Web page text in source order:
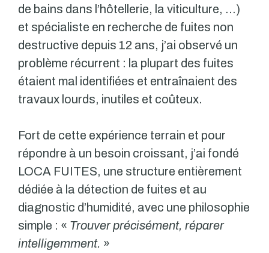
de bains dans l’hôtellerie, la viticulture, …)
et spécialiste en recherche de fuites non
destructive depuis 12 ans, j’ai observé un
problème récurrent : la plupart des fuites
étaient mal identifiées et entraînaient des
travaux lourds, inutiles et coûteux.
Fort de cette expérience terrain et pour
répondre à un besoin croissant, j’ai fondé
LOCA FUITES, une structure entièrement
dédiée à la détection de fuites et au
diagnostic d’humidité, avec une philosophie
simple : « Trouver précisément, réparer
intelligemment. »